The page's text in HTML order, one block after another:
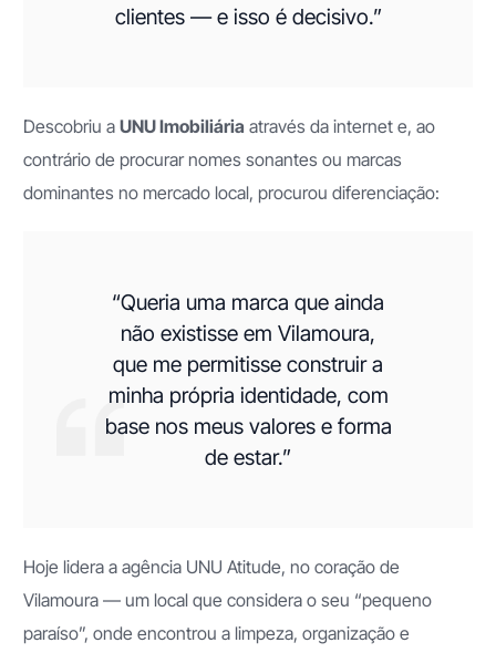
clientes — e isso é decisivo.”
Descobriu aUNU Imobiliária através da internet e, ao
contrário de procurar nomes sonantes ou marcas
dominantes no mercado local, procurou diferenciação:
“Queria uma marca que ainda
não existisse em Vilamoura,
que me permitisse construir a
minha própria identidade, com
base nos meus valores e forma
de estar.”
Hoje lidera a agência UNU Atitude, no coração de
Vilamoura — um local que considera o seu “pequeno
paraíso”, onde encontrou a limpeza, organização e